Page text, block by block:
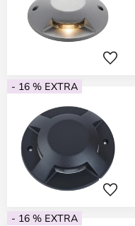
- 16 % EXTRA
- 16 % EXTRA